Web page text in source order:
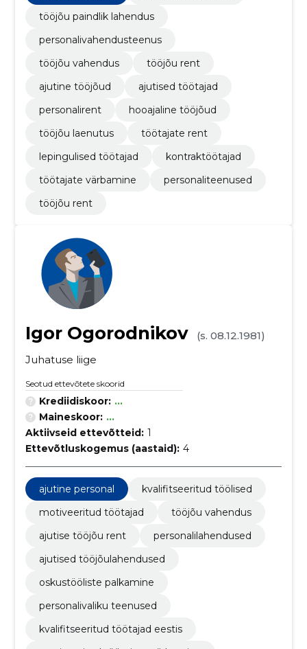
tööjõu paindlik lahendus
personalivahendusteenus
tööjõu vahendus
tööjõu rent
ajutine tööjõud
ajutised töötajad
personalirent
hooajaline tööjõud
tööjõu laenutus
töötajate rent
lepingulised töötajad
kontraktöötajad
töötajate värbamine
personaliteenused
tööjõu rent
Igor Ogorodnikov
(s. 08.12.1981)
Juhatuse liige
Seotud ettevõtete skoorid
Krediidiskoor: ...
Maineskoor: ...
Aktiivseid ettevõtteid: 1
Ettevõtluskogemus (aastaid): 4
ajutine personal
kvalifitseeritud töölised
motiveeritud töötajad
tööjõu vahendus
ajutise tööjõu rent
personalilahendused
ajutised tööjõulahendused
oskustööliste palkamine
personalivaliku teenused
kvalifitseeritud töötajad eestis